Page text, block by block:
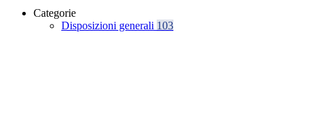
Categorie
Disposizioni generali 103